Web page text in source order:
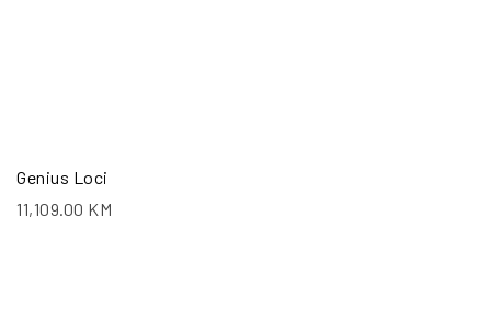
Genius Loci
11,109.00 KM